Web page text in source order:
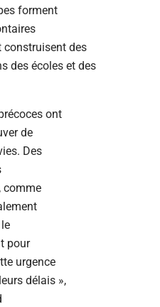
forment
des
des écoles et des
ont
de
Des
comme
pour
urgence
délais »,